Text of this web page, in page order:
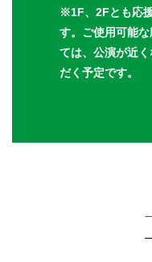
※1F、2Fとも応
す。ご使用可能
ては、公演が近
だく予定です。